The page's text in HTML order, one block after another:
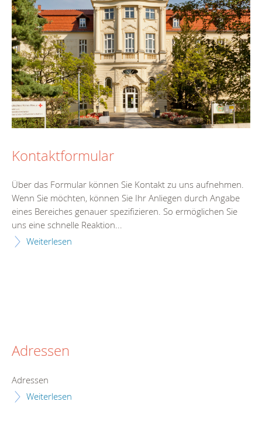
Kontaktformular
Über das Formular können Sie Kontakt zu uns aufnehmen.
Wenn Sie möchten, können Sie Ihr Anliegen durch Angabe
eines Bereiches genauer spezifizieren. So ermöglichen Sie
uns eine schnelle Reaktion...
Weiterlesen
Adressen
Adressen
Weiterlesen